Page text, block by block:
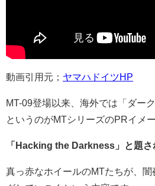
動画引用元； ヤマハドイツHP
MT-09登場以来、海外では「ダー
というのがMTシリーズのPRイメ
「Hacking the Darkness」と題さ
真っ赤なホイールのMTたちが、闇